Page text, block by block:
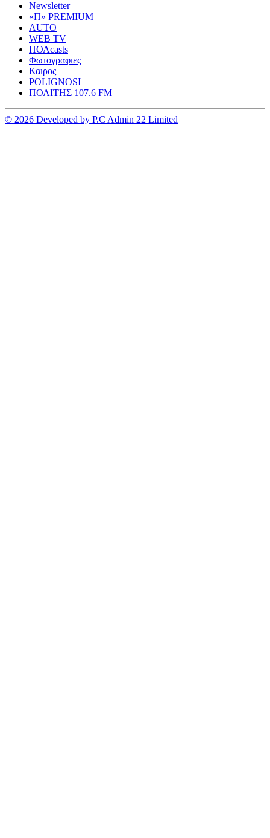
Newsletter
«Π» PREMIUM
AUTO
WEB TV
ΠΟΛcasts
Φωτογραφιες
Καιρος
POLIGNOSI
ΠΟΛΙΤΗΣ 107.6 FM
© 2026 Developed by P.C Admin 22 Limited